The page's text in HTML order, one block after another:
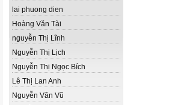
lai phuong dien
Hoàng Văn Tài
nguyễn Thị Lĩnh
Nguyễn Thị Lịch
Nguyễn Thị Ngọc Bích
Lê Thị Lan Anh
Nguyễn Văn Vũ